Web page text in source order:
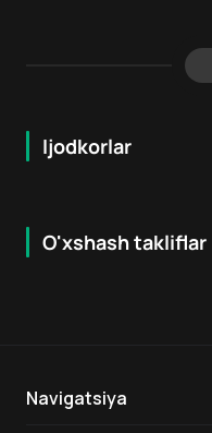
Ijodkorlar
O'xshash takliflar
18 + 7.3
Navigatsiya